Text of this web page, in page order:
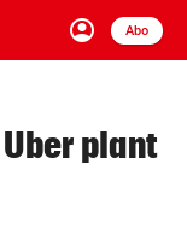
account_circle
Anmelden
Abo
close Schließen
plant